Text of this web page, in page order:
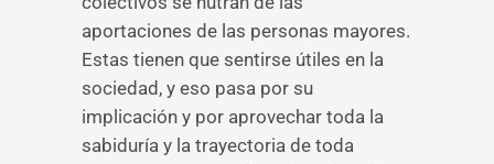
aportaciones de las personas mayores.
Estas tienen que sentirse útiles en la
sociedad, y eso pasa por su
implicación y por aprovechar toda la
sabiduría y la trayectoria de toda